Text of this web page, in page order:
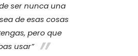
ser nunca una
de esas cosas
pero que
usar”